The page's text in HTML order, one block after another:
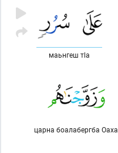
маьнгеш тlа
царна боалабергба Оаха